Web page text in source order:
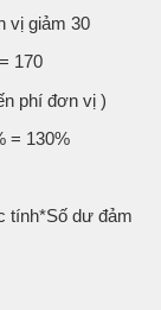
vị giảm 30
170
phí đơn vị )
= 130%
tính*Số dư đảm